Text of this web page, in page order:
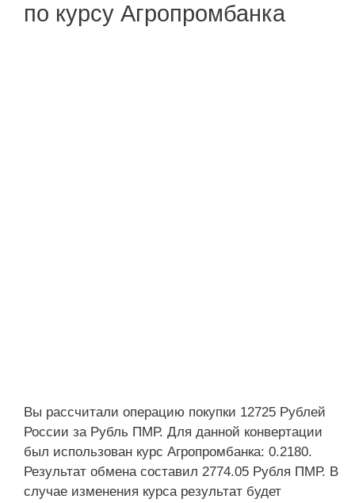
по курсу Агропромбанка
Вы рассчитали операцию покупки 12725 Рублей
России за Рубль ПМР. Для данной конвертации
был использован курс Агропромбанка: 0.2180.
Результат обмена составил 2774.05 Рубля ПМР. В
случае изменения курса результат будет